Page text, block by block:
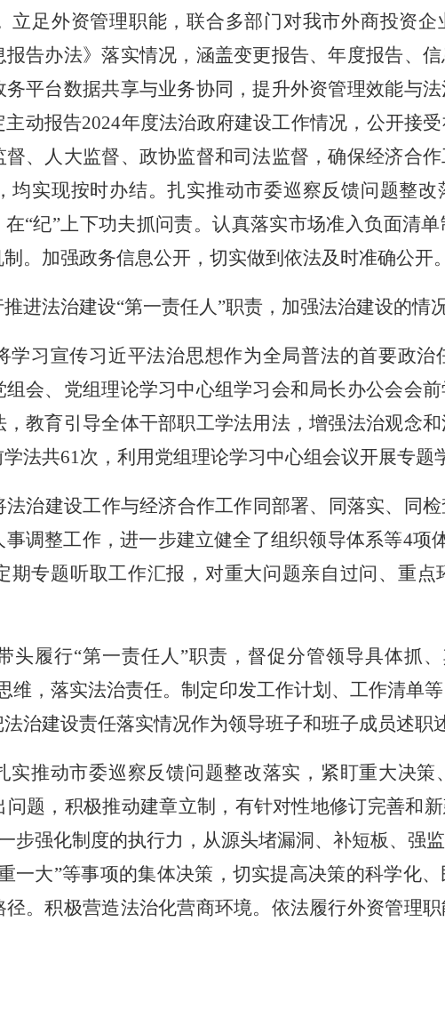
立足外资管理职能，联合多部门对我市外商投资企
告办法》落实情况，涵盖变更报告、年度报告、信
平台数据共享与业务协同，提升外资管理效能与法
主动报告2024年度法治政府建设工作情况，公开接
、人大监督、政协监督和司法监督，确保经济合
均实现按时办结。扎实推动市委巡察反馈问题整改
在“纪”上下功夫抓问责。认真落实市场准入负面清
。加强政务信息公开，切实做到依法及时准确公开。
进法治建设“第一责任人”职责，加强法治建设的情
学习宣传习近平法治思想作为全局普法的首要政
会、党组理论学习中心组学习会和局长办公会会
，教育引导全体干部职工学法用法，增强法治观念和
法共61次，利用党组理论学习中心组会议开展专题
法治建设工作与经济合作工作同部署、同落实、同
调整工作，进一步建立健全了组织领导体系等4项
期专题听取工作汇报，对重大问题亲自过问、重
头履行“第一责任人 ”职责， 督促分管领导具体抓
维，落实法治责任。制定印发工作计划、工作清单等
治建设责任落实情况作为领导班子和班子成员述职
实推动市委巡察反馈问题整改落实，紧盯重大决
题，积极推动建章立制，有针对性地修订完善和
步强化制度的执行力，从源头堵漏洞、补短板、强
一大”等事项的集体决策，切实提高决策的科学化
。积极营造法治化营商环境。依法履行外资管理